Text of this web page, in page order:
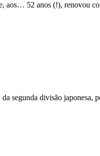
aos… 52 anos (!), renovou
segunda divisão japonesa,